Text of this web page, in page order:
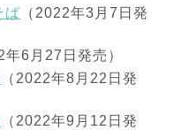
ば （2022年3月7日発
年6月27日発売）
（2022年8月22日発
（2022年9月12日発